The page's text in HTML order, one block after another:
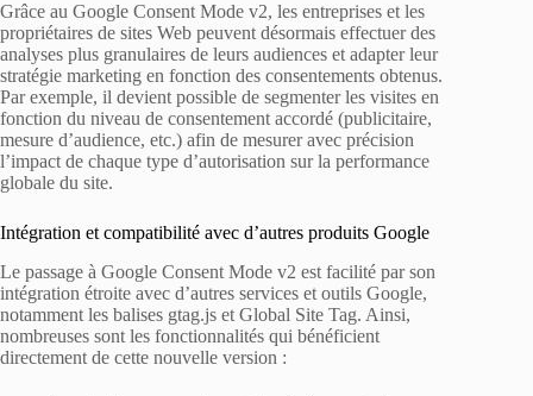
Grâce au Google Consent Mode v2, les entreprises et les
propriétaires de sites Web peuvent désormais effectuer des
analyses plus granulaires de leurs audiences et adapter leur
stratégie marketing en fonction des consentements obtenus.
Par exemple, il devient possible de segmenter les visites en
fonction du niveau de consentement accordé (publicitaire,
mesure d’audience, etc.) afin de mesurer avec précision
l’impact de chaque type d’autorisation sur la performance
globale du site.
Intégration et compatibilité avec d’autres produits Google
Le passage à Google Consent Mode v2 est facilité par son
intégration étroite avec d’autres services et outils Google,
notamment les balises gtag.js et Global Site Tag. Ainsi,
nombreuses sont les fonctionnalités qui bénéficient
directement de cette nouvelle version :